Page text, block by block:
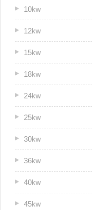
10kw
12kw
15kw
18kw
24kw
25kw
30kw
36kw
40kw
45kw